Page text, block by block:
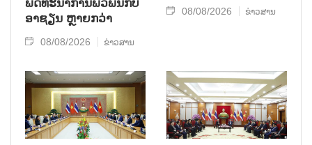
ພັດທະນາການພົວພັນກັບ
ອາຊຽນ ຫຼາຍກວ່າ
08/08/2026 ຂ່າວສານ
08/08/2026 ຂ່າວສານ